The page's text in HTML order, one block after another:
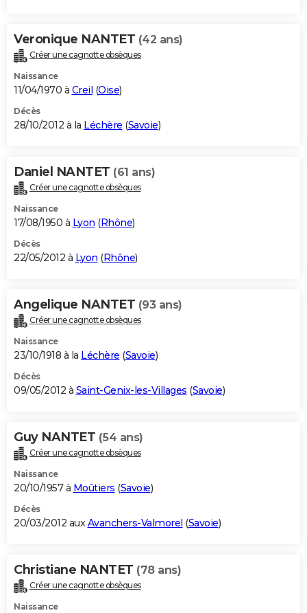
Veronique NANTET (42 ans)
Créer une cagnotte obsèques
Naissance
11/04/1970 à Creil (Oise)
Décès
28/10/2012 à la Léchère (Savoie)
Daniel NANTET (61 ans)
Créer une cagnotte obsèques
Naissance
17/08/1950 à Lyon (Rhône)
Décès
22/05/2012 à Lyon (Rhône)
Angelique NANTET (93 ans)
Créer une cagnotte obsèques
Naissance
23/10/1918 à la Léchère (Savoie)
Décès
09/05/2012 à Saint-Genix-les-Villages (Savoie)
Guy NANTET (54 ans)
Créer une cagnotte obsèques
Naissance
20/10/1957 à Moûtiers (Savoie)
Décès
20/03/2012 auxAvanchers-Valmorel (Savoie)
Christiane NANTET (78 ans)
Créer une cagnotte obsèques
Naissance